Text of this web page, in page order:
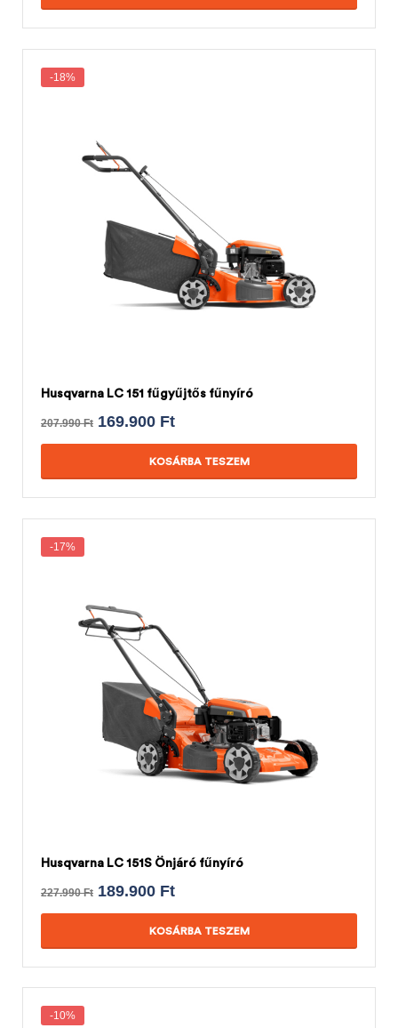
-18%
Husqvarna LC 151 fűgyűjtős fűnyíró
207.990Ft 169.900 Ft
KOSÁRBA TESZEM
-17%
Husqvarna LC 151S Önjáró fűnyíró
227.990Ft 189.900 Ft
KOSÁRBA TESZEM
-10%